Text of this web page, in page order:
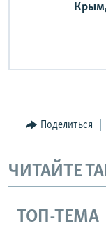
Крым,
Поделиться
ЧИТАЙТЕ
ТОП-ТЕМА